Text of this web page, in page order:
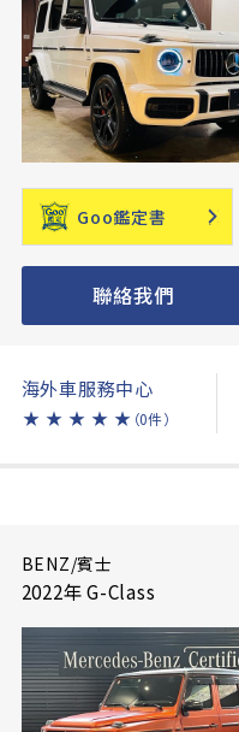
Goo鑑定書
聯絡我們
海外車服務中心
★ ★ ★ ★ ★ （0件）
BENZ/賓士
2022年 G-Class